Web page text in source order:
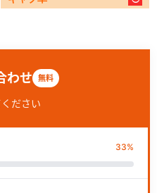
わせ 無料
ださい
33%